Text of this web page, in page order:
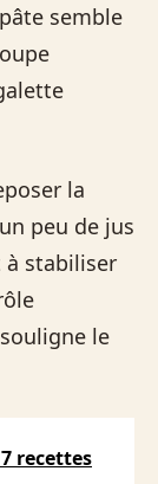
semble
la
peu de jus
stabiliser
le
recettes